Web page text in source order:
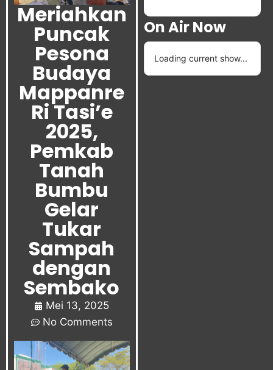
Meriahkan
Puncak
Pesona
Budaya
Mappanre
Ri Tasi’e
2025,
Pemkab
Tanah
Bumbu
Gelar
Tukar
Sampah
dengan
Sembako
Mei 13, 2025
No Comments
On Air Now
Loading current show...